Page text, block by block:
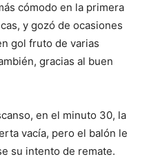
cómodo en la primera
y gozó de ocasiones
gol fruto de varias
gracias al buen
en el minuto 30, la
vacía, pero el balón le
su intento de remate.